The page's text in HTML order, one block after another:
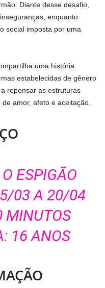
Diante desse desafio,
enquanto
social imposta por uma
uma história
estabelecidas de gênero
repensar as estruturas
amor, afeto e aceitação.
ESPIGÃO
03 A 20/04
MINUTOS
16 ANOS